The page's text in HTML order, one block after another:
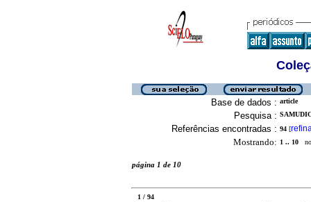
Base de dados : article
Pesquisa :
Referências encontradas : 94 [
Mostrando: 1 .. 10
página 1 de 10
1 / 94